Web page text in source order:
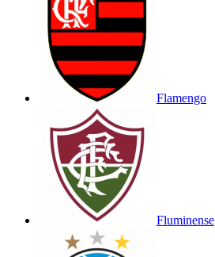
Flamengo
Fluminense